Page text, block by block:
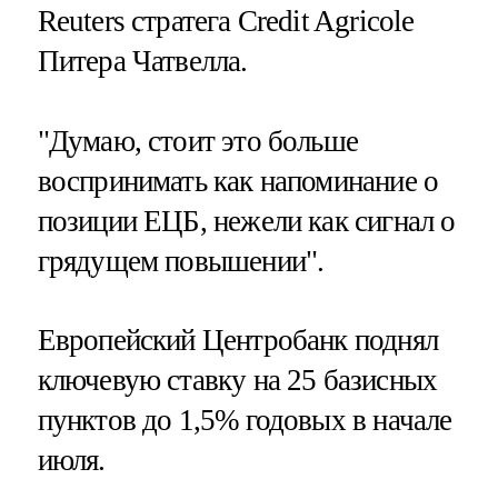
Reuters стратега Credit Agricole
Питера Чатвелла.
"Думаю, стоит это больше
воспринимать как напоминание о
позиции ЕЦБ, нежели как сигнал о
грядущем повышении".
Европейский Центробанк поднял
ключевую ставку на 25 базисных
пунктов до 1,5% годовых в начале
июля.